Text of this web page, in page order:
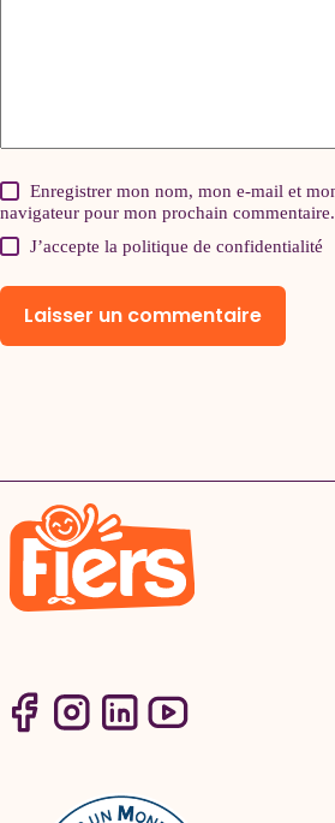
Enregistrer mon nom, mon e-mail et
navigateur pour mon prochain commentaire.
J’accepte lapolitique de confidentialité
Laisser un commentaire